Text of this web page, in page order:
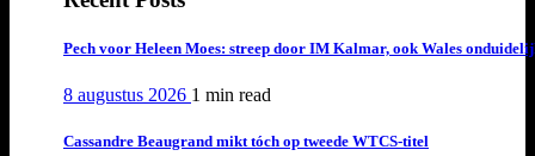
Pech voor Heleen Moes: streep door IM Kalmar, ook Wales
8 augustus 2026 1 min read
Cassandre Beaugrand mikt tóch op tweede WTCS-titel